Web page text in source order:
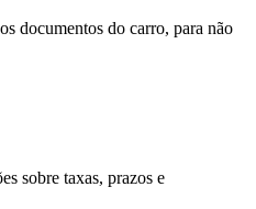
documentos do carro, para não
sobre taxas, prazos e